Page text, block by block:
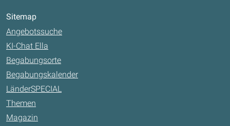
Sitemap
Angebotssuche
KI-Chat Ella
Begabungsorte
Begabungskalender
LänderSPECIAL
Themen
Magazin